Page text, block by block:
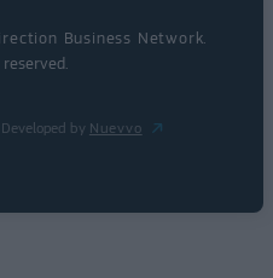
Business Network
Developed by Nuevvo